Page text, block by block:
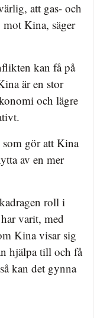
att gas- och
Kina, säger
kan få på
är en stor
och lägre
gör att Kina
av en mer
roll i
varit, med
Kina visar sig
hjälpa till och få
kan det gynna